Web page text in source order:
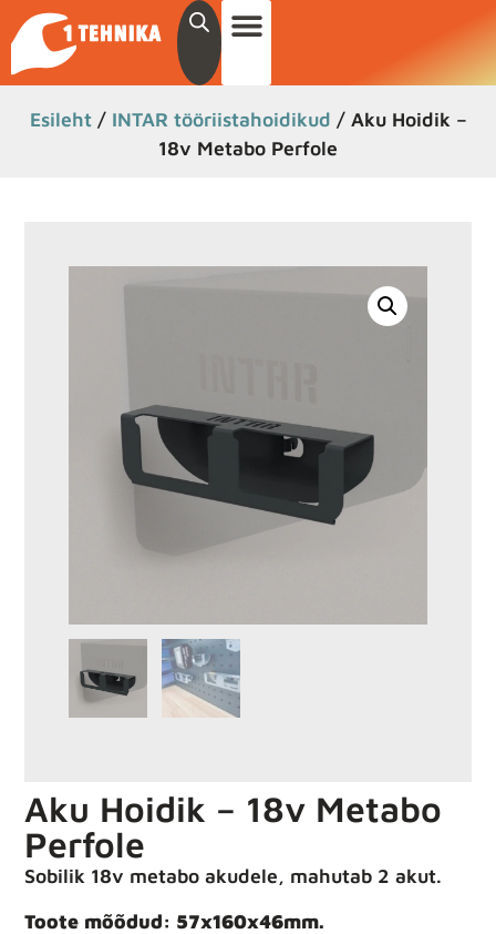
Esileht/ INTAR tööriistahoidikud / Aku Hoidik –
18v Metabo Perfole
Aku Hoidik – 18v Metabo
Perfole
Sobilik 18v metabo akudele, mahutab 2 akut.
Toote mõõdud: 57x160x46mm.